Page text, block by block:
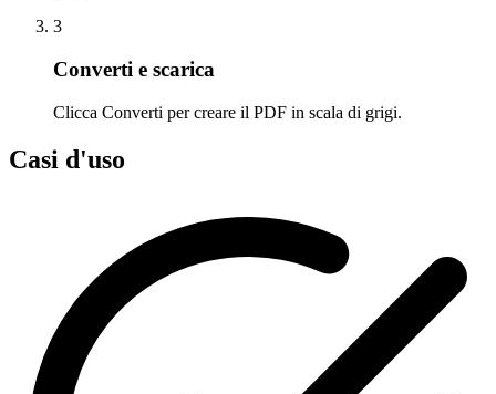
3
Converti e scarica
Clicca Converti per creare il PDF in scala di grigi.
Casi d'uso